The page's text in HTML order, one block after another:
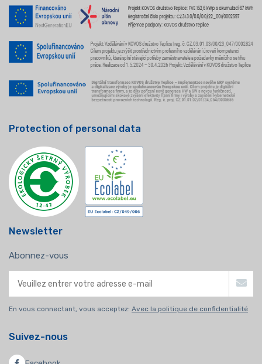
Protection of personal data
Newsletter
Abonnez-vous
En vous connectant, vous acceptez: Avec la politique de confidentialité
Suivez-nous